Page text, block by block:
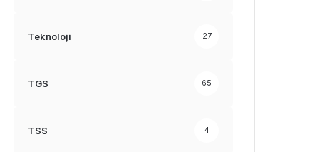
Teknoloji 27
TGS 65
TSS 4